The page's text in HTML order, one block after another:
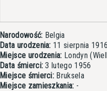
Narodowość: Belgia
Data urodzenia: 11 sierpnia 1916
Miejsce urodzenia: Londyn
Data śmierci: 3 lutego 1956
Miejsce śmierci: Bruksela
Miejsce zamieszkania: -